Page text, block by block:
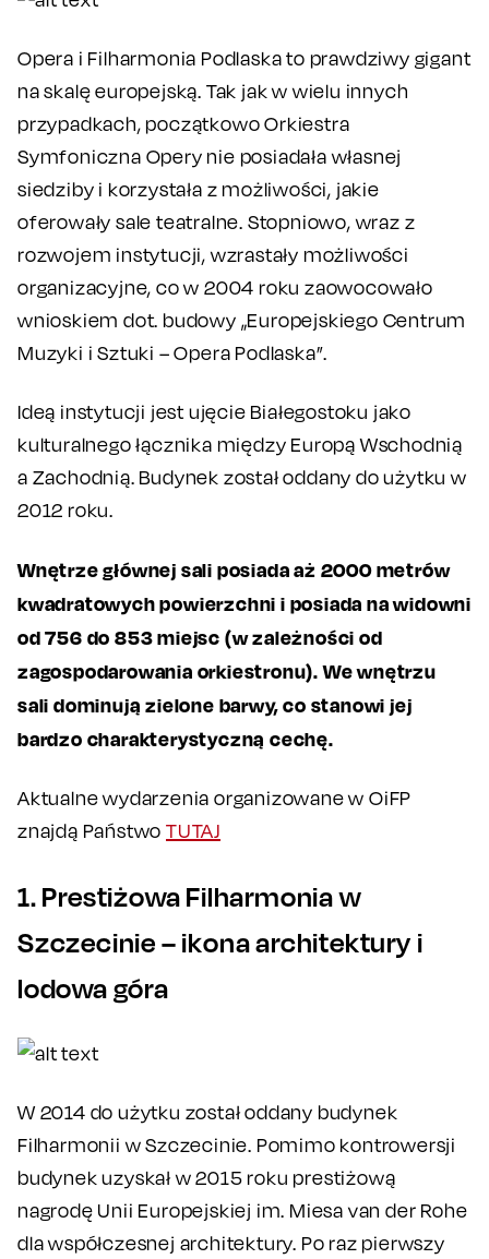
Opera i Filharmonia Podlaska to prawdziwy gigant
na skalę europejską. Tak jak w wielu innych
przypadkach, początkowo Orkiestra
Symfoniczna Opery nie posiadała własnej
siedziby i korzystała z możliwości, jakie
oferowały sale teatralne. Stopniowo, wraz z
rozwojem instytucji, wzrastały możliwości
organizacyjne, co w 2004 roku zaowocowało
wnioskiem dot. budowy „Europejskiego Centrum
Muzyki i Sztuki – Opera Podlaska”.
Ideą instytucji jest ujęcie Białegostoku jako
kulturalnego łącznika między Europą Wschodnią
a Zachodnią. Budynek został oddany do użytku w
2012 roku.
Wnętrze głównej sali posiada aż 2000 metrów
kwadratowych powierzchni i posiada na widowni
od 756 do 853 miejsc (w zależności od
zagospodarowania orkiestronu). We wnętrzu
sali dominują zielone barwy, co stanowi jej
bardzo charakterystyczną cechę.
Aktualne wydarzenia organizowane w OiFP
znajdą PaństwoTUTAJ
1. Prestiżowa Filharmonia w
Szczecinie – ikona architektury i
lodowa góra
W 2014 do użytku został oddany budynek
Filharmonii w Szczecinie. Pomimo kontrowersji
budynek uzyskał w 2015 roku prestiżową
nagrodę Unii Europejskiej im. Miesa van der Rohe
dla współczesnej architektury. Po raz pierwszy